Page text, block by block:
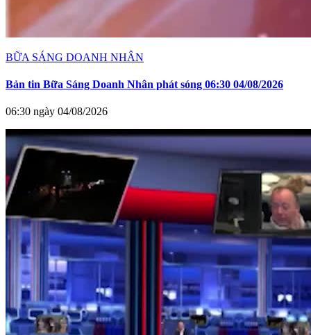
BỮA SÁNG DOANH NHÂN
Bản tin Bữa Sáng Doanh Nhân phát sóng 06:30 04/08/2026
06:30 ngày 04/08/2026